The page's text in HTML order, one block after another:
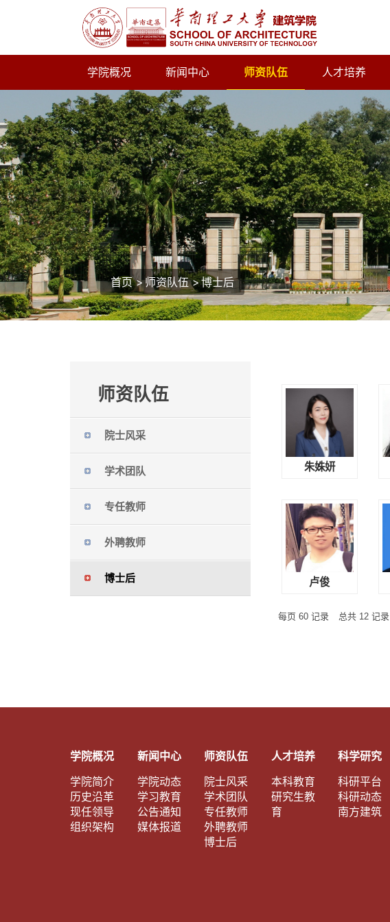
学院概况 新闻中心 师资队伍 人才培养
首页>师资队伍>博士后
师资队伍
院士风采
学术团队
专任教师
外聘教师
博士后
朱姝妍
卢俊
每页 60记录 总共 12记录
学院概况
学院简介
历史沿革
现任领导
组织架构
新闻中心
学院动态
学习教育
公告通知
媒体报道
师资队伍
院士风采
学术团队
专任教师
外聘教师
博士后
人才培养
本科教育
研究生教
育
科学研究
科研平台
科研动态
南方建筑